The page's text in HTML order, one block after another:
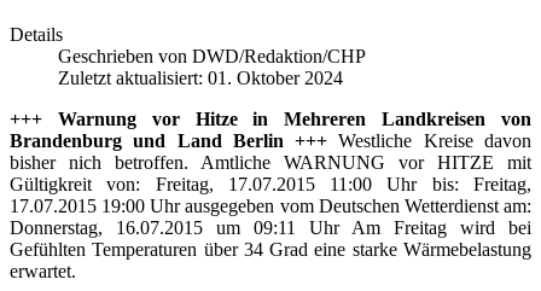
Details
Geschrieben von DWD/Redaktion/CHP
Zuletzt aktualisiert: 01. Oktober 2024
+++ Warnung vor Hitze in Mehreren Landkreisen von
Brandenburg und Land Berlin +++ Westliche Kreise davon
bisher nich betroffen. Amtliche WARNUNG vor HITZE mit
Gültigkreit von: Freitag, 17.07.2015 11:00 Uhr bis: Freitag,
17.07.2015 19:00 Uhr ausgegeben vom Deutschen Wetterdienst am:
Donnerstag, 16.07.2015 um 09:11 Uhr Am Freitag wird bei
Gefühlten Temperaturen über 34 Grad eine starke Wärmebelastung
erwartet.